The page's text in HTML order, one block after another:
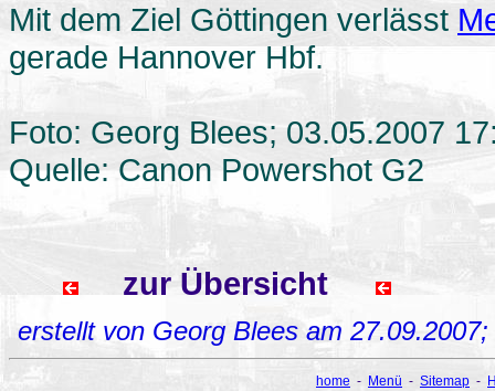
Mit dem Ziel Göttingen verlässt
gerade Hannover Hbf.
Foto: Georg Blees; 03.05.2007
Quelle: Canon Powershot G2
zur Übersicht
erstellt von Georg Blees am
home - Menü - Sitemap -